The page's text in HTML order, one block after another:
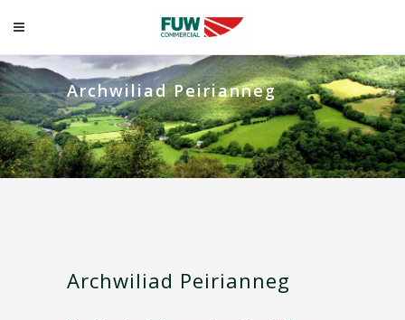
Archwiliad Peirianneg
Archwiliad Peirianneg